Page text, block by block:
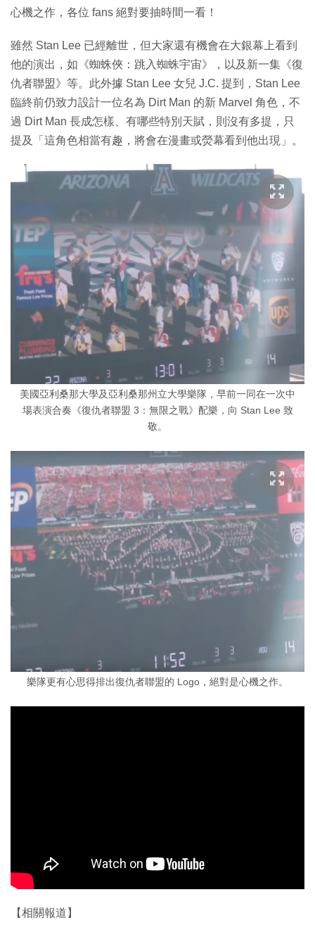
心機之作，各位 fans 絕對要抽時間一看！
雖然 Stan Lee 已經離世，但大家還有機會在大銀幕上看到
他的演出，如《蜘蛛俠：跳入蜘蛛宇宙》，以及新一集《復
仇者聯盟》等。此外據 Stan Lee 女兒 J.C. 提到，Stan Lee
臨終前仍致力設計一位名為 Dirt Man 的新 Marvel 角色，不
過 Dirt Man 長成怎樣、有哪些特別天賦，則沒有多提，只
提及「這角色相當有趣，將會在漫畫或熒幕看到他出現」。
美國亞利桑那大學及亞利桑那州立大學樂隊，早前一同在一次中
場表演合奏《復仇者聯盟 3：無限之戰》配樂，向 Stan Lee 致
敬。
樂隊更有心思得排出復仇者聯盟的 Logo，絕對是心機之作。
【相關報道】